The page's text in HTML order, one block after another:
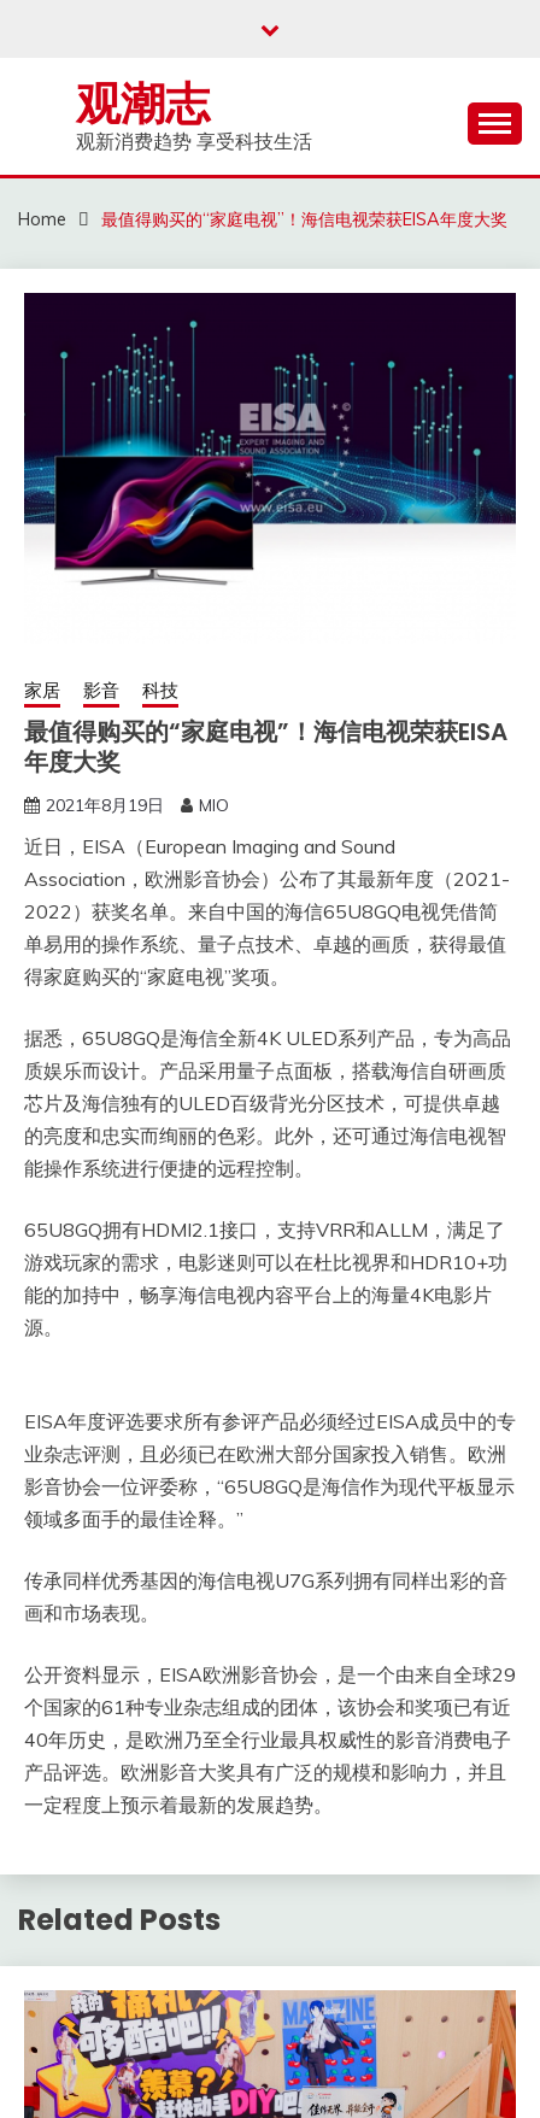
观潮志
观新消费趋势 享受科技生活
Home 最值得购买的“家庭电视”！海信电视荣获EISA年度大奖
家居 影音 科技
最值得购买的“家庭电视”！海信电视荣获EISA
年度大奖
2021年8月19日 MIO
近日，EISA（European Imaging and Sound
Association，欧洲影音协会）公布了其最新年度（2021-
2022）获奖名单。来自中国的海信65U8GQ电视凭借简
单易用的操作系统、量子点技术、卓越的画质，获得最值
得家庭购买的“家庭电视”奖项。
据悉，65U8GQ是海信全新4K ULED系列产品，专为高品
质娱乐而设计。产品采用量子点面板，搭载海信自研画质
芯片及海信独有的ULED百级背光分区技术，可提供卓越
的亮度和忠实而绚丽的色彩。此外，还可通过海信电视智
能操作系统进行便捷的远程控制。
65U8GQ拥有HDMI2.1接口，支持VRR和ALLM，满足了
游戏玩家的需求，电影迷则可以在杜比视界和HDR10+功
能的加持中，畅享海信电视内容平台上的海量4K电影片
源。
EISA年度评选要求所有参评产品必须经过EISA成员中的专
业杂志评测，且必须已在欧洲大部分国家投入销售。欧洲
影音协会一位评委称，“65U8GQ是海信作为现代平板显示
领域多面手的最佳诠释。”
传承同样优秀基因的海信电视U7G系列拥有同样出彩的音
画和市场表现。
公开资料显示，EISA欧洲影音协会，是一个由来自全球29
个国家的61种专业杂志组成的团体，该协会和奖项已有近
40年历史，是欧洲乃至全行业最具权威性的影音消费电子
产品评选。欧洲影音大奖具有广泛的规模和影响力，并且
一定程度上预示着最新的发展趋势。
Related Posts